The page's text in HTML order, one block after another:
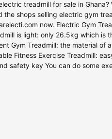
treadmill for sale in
the shops selling electric gym
now. Electric Gym
is light: only 26.5kg which is
Gym Treadmill: the material of
Fitness Exercise Treadmill:
safety key You can do some